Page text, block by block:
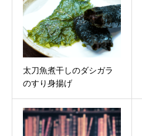
太刀魚煮干しのダシガラ
のすり身揚げ